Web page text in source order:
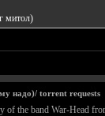
митол)
надо)/ torrent requests
of the band War-Head